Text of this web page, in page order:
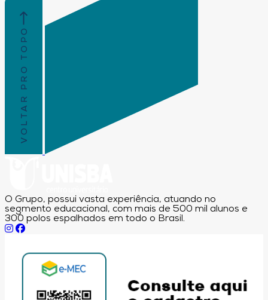
VOLTAR PRO TOPO
O Grupo, possui vasta experiência, atuando no
segmento educacional, com mais de 500 mil alunos e
300 polos espalhados em todo o Brasil.